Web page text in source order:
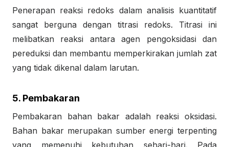
Penerapan reaksi redoks dalam analisis kuantitatif
sangat berguna dengan titrasi redoks. Titrasi ini
melibatkan reaksi antara agen pengoksidasi dan
pereduksi dan membantu memperkirakan jumlah zat
yang tidak dikenal dalam larutan.
5. Pembakaran
Pembakaran bahan bakar adalah reaksi oksidasi.
Bahan bakar merupakan sumber energi terpenting
yang memenuhi kebutuhan sehari-hari. Pada